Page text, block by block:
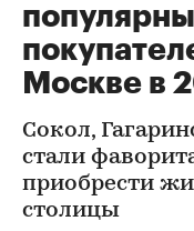
Москве в
Сокол,
стали
приобрести
столицы